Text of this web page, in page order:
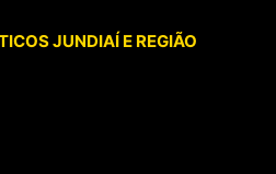
JUNDIAÍ E REGIÃO